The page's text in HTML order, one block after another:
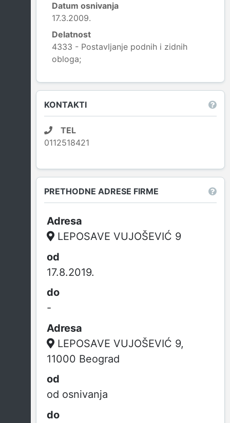
Datum osnivanja
17.3.2009.
Delatnost
4333 - Postavljanje podnih i zidnih
obloga;
KONTAKTI
TEL
0112518421
PRETHODNE ADRESE FIRME
LEPOSAVE VUJOŠEVIĆ 9
17.8.2019.
-
LEPOSAVE VUJOŠEVIĆ 9,
11000 Beograd
od osnivanja